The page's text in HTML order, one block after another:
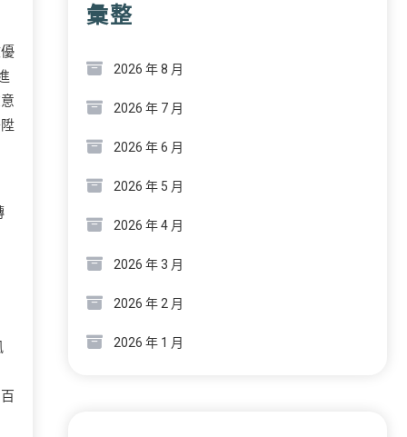
彙整
2026 年 8 月
2026 年 7 月
2026 年 6 月
2026 年 5 月
2026 年 4 月
2026 年 3 月
2026 年 2 月
2026 年 1 月